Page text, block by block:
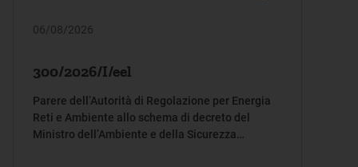
06/08/2026
300/2026/I/eel
Parere dell’Autorità di Regolazione per Energia
Reti e Ambiente allo schema di decreto del
Ministro dell’Ambiente e della Sicurezza